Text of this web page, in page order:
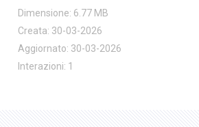
Dimensione: 6.77 MB
Creata: 30-03-2026
Aggiornato: 30-03-2026
Interazioni: 1